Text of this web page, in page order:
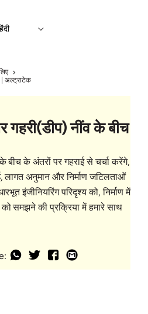
| अल्ट्राटेक
नींव के बीच
बीच के अंतरों पर गहराई से चर्चा करेंगे,
लागत अनुमान और निर्माण जटिलताओं
इंजीनियरिंग परिदृश्य को, निर्माण में
समझने की प्रक्रिया में हमारे साथ